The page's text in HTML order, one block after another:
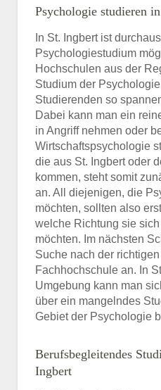
Psychologie studieren
In St. Ingbert ist
Psychologiestudium
Hochschulen aus der
Studium der
Studierenden so
Dabei kann man ein
in Angriff nehmen oder
Wirtschaftspsychologie
die aus St. Ingbert oder
kommen, steht somit
an. All diejenigen, die
möchten, sollten also
welche Richtung sie
möchten. Im nächsten
Suche nach der
Fachhochschule an. In
Umgebung kann man
über ein mangelndes
Gebiet der Psychologie
Berufsbegleitendes
Ingbert